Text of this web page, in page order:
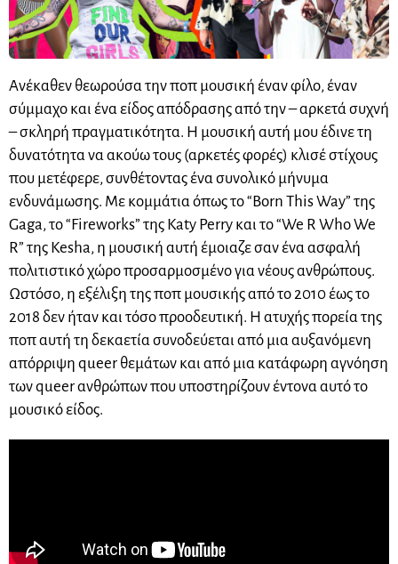
Ανέκαθεν θεωρούσα την ποπ μουσική έναν φίλο, έναν
σύμμαχο και ένα είδος απόδρασης από την – αρκετά συχνή
– σκληρή πραγματικότητα. Η μουσική αυτή μου έδινε τη
δυνατότητα να ακούω τους (αρκετές φορές) κλισέ στίχους
που μετέφερε, συνθέτοντας ένα συνολικό μήνυμα
ενδυνάμωσης. Με κομμάτια όπως το “Born This Way” της
Gaga, το “Fireworks” της Katy Perry και το “We R Who We
R” της Kesha, η μουσική αυτή έμοιαζε σαν ένα ασφαλή
πολιτιστικό χώρο προσαρμοσμένο για νέους ανθρώπους.
Ωστόσο, η εξέλιξη της ποπ μουσικής από το 2010 έως το
2018 δεν ήταν και τόσο προοδευτική. Η ατυχής πορεία της
ποπ αυτή τη δεκαετία συνοδεύεται από μια αυξανόμενη
απόρριψη queer θεμάτων και από μια κατάφωρη αγνόηση
των queer ανθρώπων που υποστηρίζουν έντονα αυτό το
μουσικό είδος.